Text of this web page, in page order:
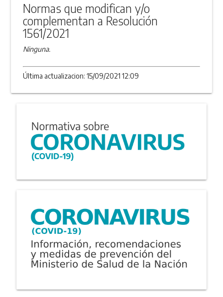
Normas que modifican y/o
complementan a Resolución
1561/2021
Ninguna.
Última actualizacion: 15/09/2021 12:09